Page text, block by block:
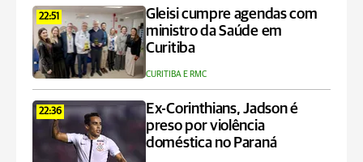
22:51
Gleisi cumpre agendas com
ministro da Saúde em
Curitiba
CURITIBA E RMC
22:36
Ex-Corinthians, Jadson é
preso por violência
doméstica no Paraná